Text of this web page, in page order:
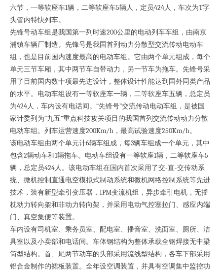
六节，一等软座车1辆，二等软座车5辆人，定员424人，车次为T字
头管内特快列车。
先锋号动车组是我国第一列时速200公里的电动列车车组，由南京
浦镇车辆厂制造。先锋号是我国首列动力分散型交流传动电动车
组，也是目前国内速度最高的电动车组。它由两个单元组成，每个
单元三节车厢，其中两节车自带动力，另一节车为拖车。先锋号采
用了目前国内数十项最先进设计，整体设计性能达到国外同类产品
的水平。电动车组设有一等软座车一辆，二等软座车五辆，总定员
为424人，车内设有电话间。“先锋号”交流传动电动车组，是被国
家计委列为“九五”重点科技攻关项目的我国首列交流传动动力分散
电动车组。列车运营速度200Km/h，最高试验速度250Km/h。
该电动车组由两个单元计6辆车组成，每3辆车组成一个单元，其中
包含2辆动车和1辆拖车。电动车组设有一等软座1辆，二等软座车5
辆，总定员424人。该电动车组在国内首次采用了交-直-交传动系
统、微机控制直通电空模拟式制动系统和微机网络控制系统等先进
技术，装有新型牵引变压器，IPM变流机组，异步牵引电机，无摇
枕动力转向架和非动力转向架，并采用电动气控塞拉门、感应内端
门、真空集便等装置。
车内设有司机室、乘务员室、配电室、播音室、洗面室、厕所、洁
具室以及小卖部和电话间。车体钢结构为整体承载全钢焊接无中梁
筒型结构。首、尾两节动车的头部采用流线型结构，各车下部采用
铝合金制作的裙板装置。全年设空调装置，并具有空调集中监控功